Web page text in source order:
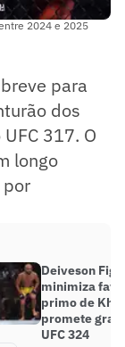
2024 e 2025
para
dos
317. O
longo
Deiveson
minimiza
primo de
promete
UFC 324